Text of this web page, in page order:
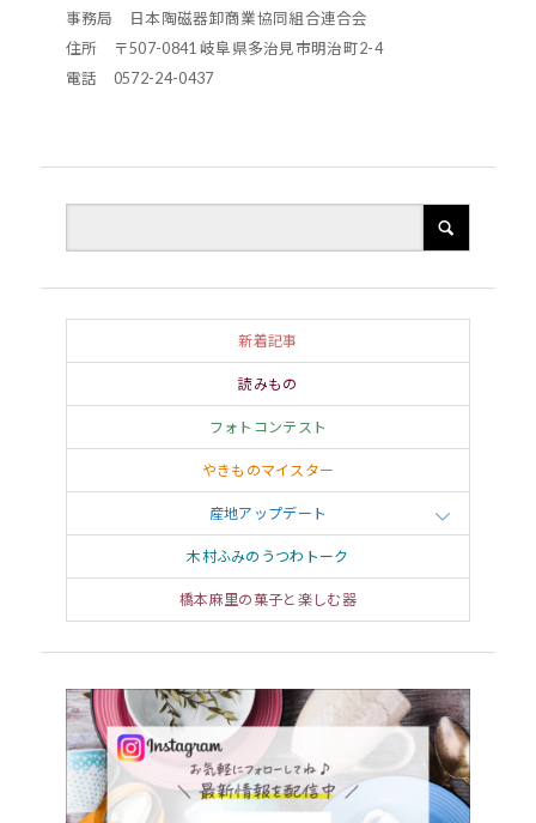
事務局 日本陶磁器卸商業協同組合連合会
住所 〒507-0841 岐阜県多治見市明治町2-4
電話 0572-24-0437
新着記事
読みもの
フォトコンテスト
やきものマイスター
産地アップデート
木村ふみのうつわトーク
橋本麻里の菓子と楽しむ器